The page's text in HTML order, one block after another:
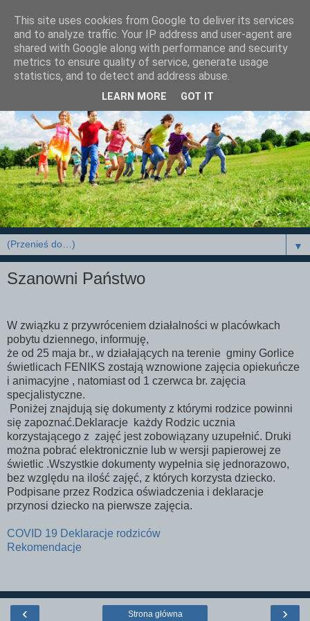
▼
Szanowni Państwo
W związku z przywróceniem działalności w placówkach
pobytu dziennego, informuję,
że od 25 maja br., w działających na terenie gminy Gorlice
świetlicach FENIKS zostają wznowione zajęcia opiekuńcze
i animacyjne , natomiast od 1 czerwca br. zajęcia
specjalistyczne.
Poniżej znajdują się dokumenty z którymi rodzice powinni
się zapoznać.Deklaracje każdy Rodzic ucznia
korzystającego z zajęć jest zobowiązany uzupełnić. Druki
można pobrać elektronicznie lub w wersji papierowej ze
świetlic .Wszystkie dokumenty wypełnia się jednorazowo,
bez względu na ilość zajęć, z których korzysta dziecko.
Podpisane przez Rodzica oświadczenia i deklaracje
przynosi dziecko na pierwsze zajęcia.
COVID 19 Deklaracje rodziców
Rekomendacje
‹ ›
Strona główna
This site uses cookies from Google to deliver its services
and to analyze traffic. Your IP address and user-agent are
shared with Google along with performance and security
metrics to ensure quality of service, generate usage
statistics, and to detect and address abuse.
LEARN MORE GOT IT